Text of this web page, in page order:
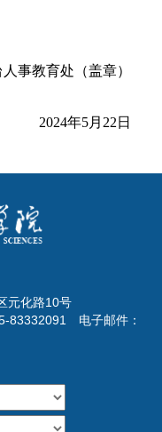
事教育处（盖章）
2024年5月22日
元化路10号
83332091 电子邮件：